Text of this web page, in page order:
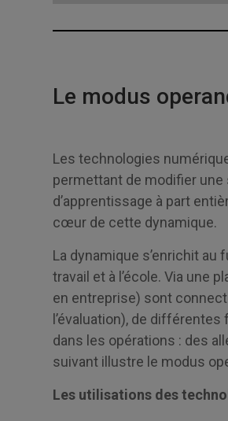
Le modus
Les technologies
permettant de modifier une
d’apprentissage à part
cœur de cette dynamique.
La dynamique s’enrichit
travail et à l’école. Via une
en entreprise) sont
l’évaluation), de
dans les opérations : des
suivant illustre le modus
Les utilisations des